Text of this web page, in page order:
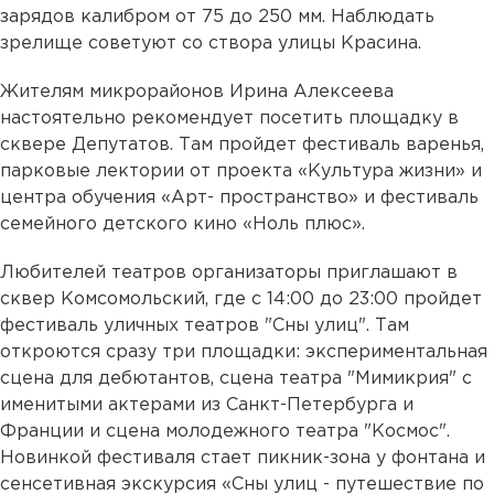
зарядов калибром от 75 до 250 мм. Наблюдать
зрелище советуют со створа улицы Красина.
Жителям микрорайонов Ирина Алексеева
настоятельно рекомендует посетить площадку в
сквере Депутатов. Там пройдет фестиваль варенья,
парковые лектории от проекта «Культура жизни» и
центра обучения «Арт- пространство» и фестиваль
семейного детского кино «Ноль плюс».
Любителей театров организаторы приглашают в
сквер Комсомольский, где с 14:00 до 23:00 пройдет
фестиваль уличных театров "Сны улиц". Там
откроются сразу три площадки: экспериментальная
сцена для дебютантов, сцена театра "Мимикрия" с
именитыми актерами из Санкт-Петербурга и
Франции и сцена молодежного театра "Космос".
Новинкой фестиваля стает пикник-зона у фонтана и
сенсетивная экскурсия «Сны улиц - путешествие по